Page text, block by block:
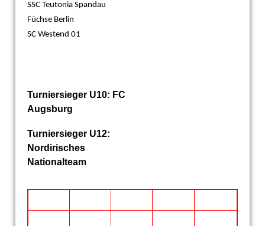
SSC Teutonia Spandau
Füchse Berlin
SC Westend 01
Turniersieger U10: FC
Augsburg
Turniersieger U12:
Nordirisches
Nationalteam